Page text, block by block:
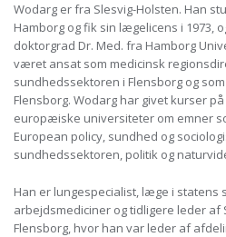
Wodarg er fra Slesvig-Holsten. Han
Hamborg og fik sin lægelicens i 1973,
doktorgrad Dr. Med. fra Hamborg
været ansat som medicinsk
sundhedssektoren i Flensborg og
Flensborg. Wodarg har givet kurser
europæiske universiteter om emner
European policy, sundhed og
sundhedssektoren, politik og
Han er lungespecialist, læge i statens
arbejdsmediciner og tidligere leder
Flensborg, hvor han var leder af